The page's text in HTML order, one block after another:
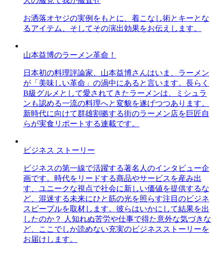
お洒落オヤジの実例をもとに、着こなし術とキーとな
るアイテム、そしてその演出効果をお伝えします。
山本益博のラーメン革命！
日本初の料理評論家、山本益博さんはいま、ラーメン
が「美味しい革命」の渦中にあると言います。長らく
B級グルメとして愛されてきたラーメンは、ミシュラ
ンも認める一流の料理へと変貌を遂げつつあります。
新時代に向けて群雄割拠する街のラーメン店を巨匠自
らが実食リポートする連載です。
ビジネス ストーリー
ビジネスの第一線で活躍する著名人のインタビュー企
画です。時代をリードする商品やサービスを産み出
す、ユニークな視点で社会に新しい価値を提供するな
ど、混迷する未来にひと筋の光を照らす注目のビジネ
スピープルを取材します。彼らはいかにして結果を出
したのか？ 人知れぬ苦労や仕事で得た意外な気づきな
ど、ここでしか読めない充実のビジネスストーリーを
お届けします。